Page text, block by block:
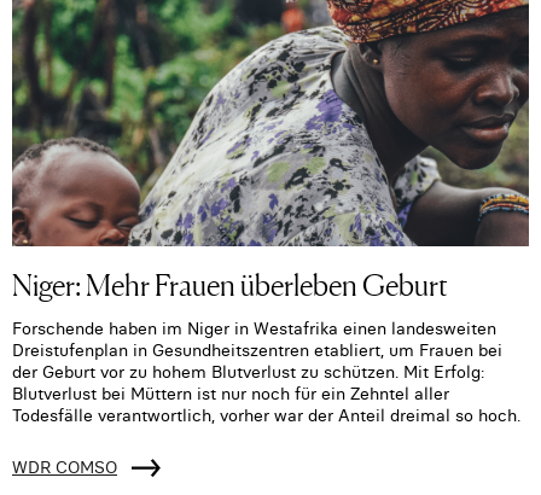
Niger: Mehr Frauen überleben Geburt
Forschende haben im Niger in Westafrika einen landesweiten
Dreistufenplan in Gesundheitszentren etabliert, um Frauen bei
der Geburt vor zu hohem Blutverlust zu schützen. Mit Erfolg:
Blutverlust bei Müttern ist nur noch für ein Zehntel aller
Todesfälle verantwortlich, vorher war der Anteil dreimal so hoch.
WDR COMSO